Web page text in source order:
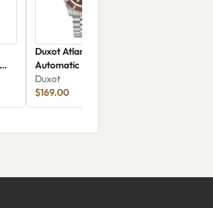
Duxot Atlantica Diver
Automatic DX-2057-99
Duxot
$169.00